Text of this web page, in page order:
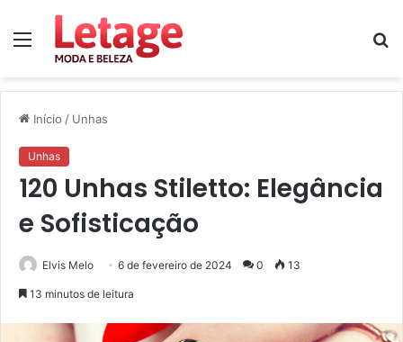
Menu
Início / Unhas
Unhas
120 Unhas Stiletto: Elegância
e Sofisticação
Elvis Melo 6 de fevereiro de 2024 0 13
13 minutos de leitura